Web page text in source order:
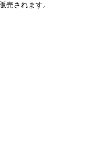
売されます。